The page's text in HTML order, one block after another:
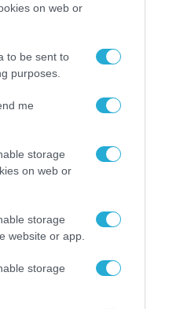
on web or
to be sent to
purposes.
me
storage
on web or
storage
website or app.
storage